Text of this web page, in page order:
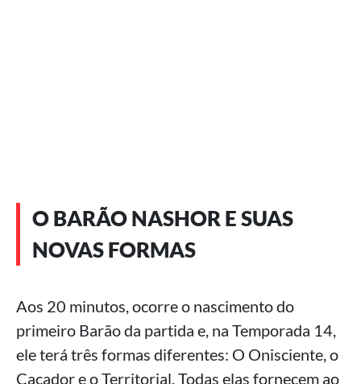
O BARÃO NASHOR E SUAS
NOVAS FORMAS
Aos 20 minutos, ocorre o nascimento do
primeiro Barão da partida e, na Temporada 14,
ele terá três formas diferentes: O Onisciente, o
Caçador e o Territorial. Todas elas fornecem ao